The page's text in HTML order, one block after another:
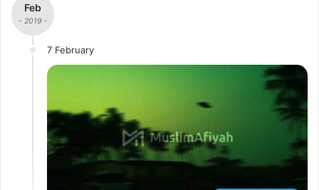
Feb
- 2019 -
7 February